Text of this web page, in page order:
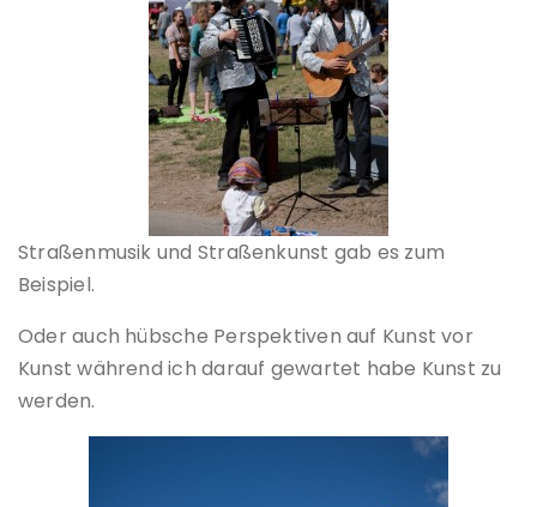
Straßenmusik und Straßenkunst gab es zum
Beispiel.
Oder auch hübsche Perspektiven auf Kunst vor
Kunst während ich darauf gewartet habe Kunst zu
werden.